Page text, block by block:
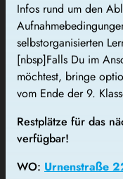
Infos rund um den
selbstorganisierten
[nbsp]Falls Du im
möchtest, bringe
vom Ende der 9.
Restplätze für das
verfügbar!
WO: Urnenstraße